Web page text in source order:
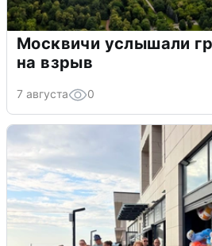
Москвичи услышали
на взрыв
7 августа 0